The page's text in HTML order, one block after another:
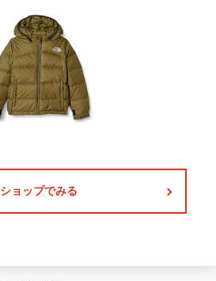
ショップでみる